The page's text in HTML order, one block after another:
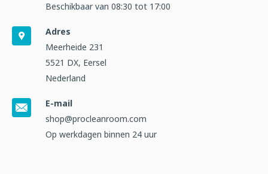
Beschikbaar van 08:30 tot 17:00
Adres
Meerheide 231
5521 DX, Eersel
Nederland
E-mail
shop@procleanroom.com
Op werkdagen binnen 24 uur